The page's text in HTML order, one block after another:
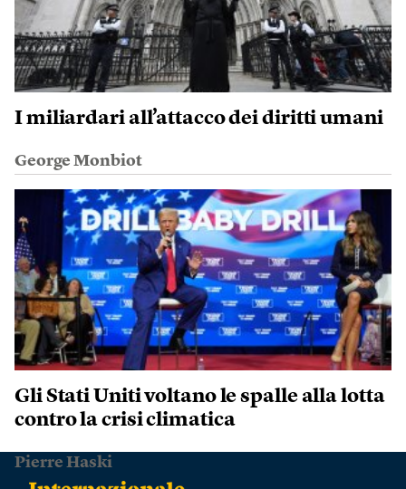
I miliardari all’attacco dei diritti umani
George Monbiot
Gli Stati Uniti voltano le spalle alla lotta
contro la crisi climatica
Pierre Haski